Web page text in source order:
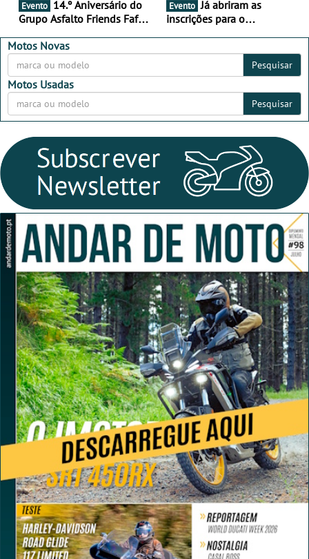
Evento
Grupo Asfalto Friends Fafe,
2026
Evento Já abriram as
inscrições para o
Motos Novas
Pesquisar
Motos Usadas
Pesquisar